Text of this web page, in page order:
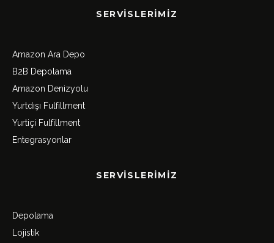
SERVISLERIMIZ
Amazon Ara Depo
B2B Depolama
Amazon Denizyolu
Yurtdışı Fulfillment
Yurtiçi Fulfillment
Entegrasyonlar
SERVISLERIMIZ
Depolama
Lojistik